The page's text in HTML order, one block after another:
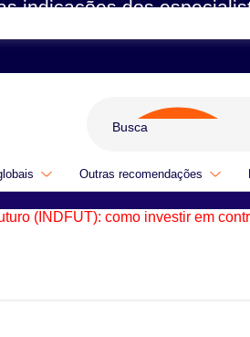
indicações dos
Outras recomendações
(INDFUT): como investir em